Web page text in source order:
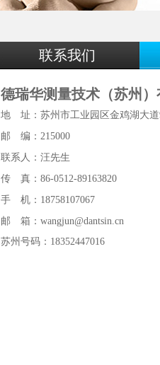
联系我们
德瑞华测量技术（苏州
地 址：苏州市工业园区金鸡湖大道
邮 编：215000
联系人：汪先生
传 真：86-0512-89163820
手 机：18758107067
邮 箱：wangjun@dantsin.cn
苏州号码：18352447016